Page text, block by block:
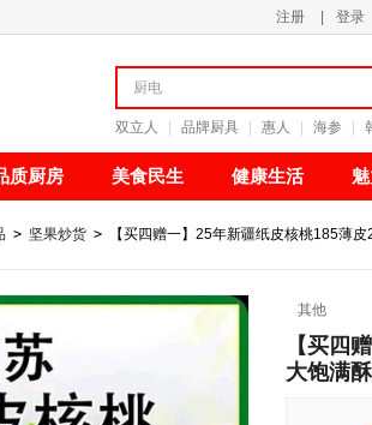
注册 登录
双立人 品牌厨具 惠人 海参
质厨房 美食民生 健康生活
> 坚果炒货 > 【买四赠一】25年新疆纸皮核桃185薄
其他
【买四
大饱满